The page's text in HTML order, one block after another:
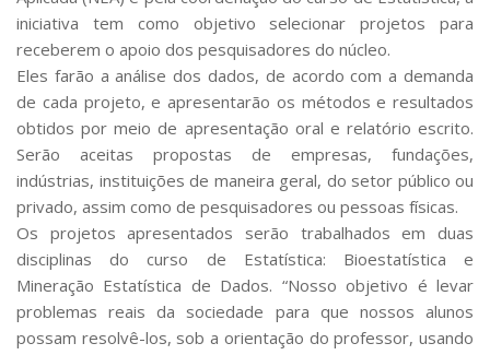
Agenda de Eventos
iniciativa tem como objetivo selecionar projetos para
receberem o apoio dos pesquisadores do núcleo.
Eles farão a análise dos dados, de acordo com a demanda
de cada projeto, e apresentarão os métodos e resultados
obtidos por meio de apresentação oral e relatório escrito.
Serão aceitas propostas de empresas, fundações,
indústrias, instituições de maneira geral, do setor público ou
privado, assim como de pesquisadores ou pessoas físicas.
Os projetos apresentados serão trabalhados em duas
disciplinas do curso de Estatística: Bioestatística e
Mineração Estatística de Dados. “Nosso objetivo é levar
problemas reais da sociedade para que nossos alunos
possam resolvê-los, sob a orientação do professor, usando